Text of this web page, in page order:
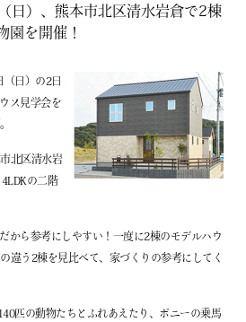
日）、熊本市北区清水岩倉で2棟
園を開催！
（日）の2日
ス見学会を
北区清水岩
の二階
から参考にしやすい！一度に2棟のモデルハウ
違う2棟を見比べて、家づくりの参考にしてく
匹の動物たちとふれあえたり、ポニーの乗馬